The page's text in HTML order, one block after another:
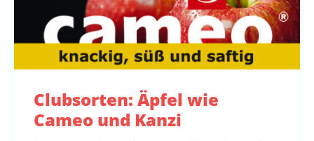
Clubsorten: Äpfel wie
Cameo und Kanzi